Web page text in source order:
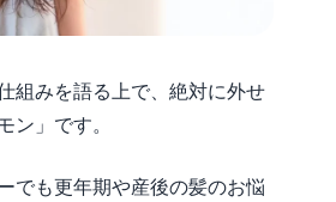
組みを語る上で、絶対に外せ
ン」です。
でも更年期や産後の髪のお悩